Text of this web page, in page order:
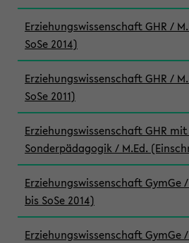
Erziehungswissenschaft GHR /
SoSe 2014)
Erziehungswissenschaft GHR /
SoSe 2011)
Erziehungswissenschaft GHR
Sonderpädagogik / M.Ed.
Erziehungswissenschaft GymGe
bis SoSe 2014)
Erziehungswissenschaft GymGe